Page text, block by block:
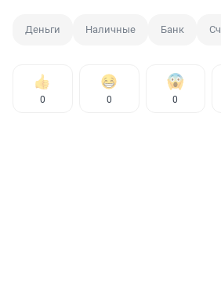
Деньги Наличные Банк
0 0 0